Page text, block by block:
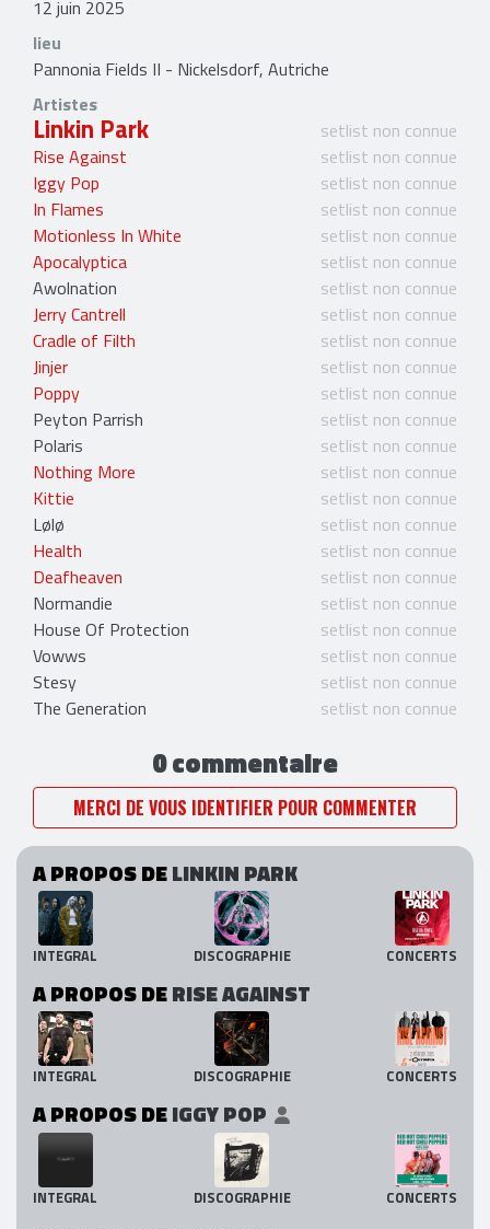
12 juin 2025
lieu
Pannonia Fields II - Nickelsdorf, Autriche
Artistes
Linkin Park
setlist non connue
Rise Against
setlist non connue
Iggy Pop
setlist non connue
In Flames
setlist non connue
Motionless In White
setlist non connue
Apocalyptica
setlist non connue
Awolnation
setlist non connue
Jerry Cantrell
setlist non connue
Cradle of Filth
setlist non connue
Jinjer
setlist non connue
Poppy
setlist non connue
Peyton Parrish
setlist non connue
Polaris
setlist non connue
Nothing More
setlist non connue
Kittie
setlist non connue
Lølø
setlist non connue
Health
setlist non connue
Deafheaven
setlist non connue
Normandie
setlist non connue
House Of Protection
setlist non connue
Vowws
setlist non connue
Stesy
setlist non connue
The Generation
setlist non connue
0 commentaire
MERCI DE VOUS IDENTIFIER POUR COMMENTER
A PROPOS DELINKIN PARK
INTEGRAL DISCOGRAPHIE CONCERTS
A PROPOS DERISE AGAINST
INTEGRAL DISCOGRAPHIE CONCERTS
A PROPOS DEIGGY POP
INTEGRAL DISCOGRAPHIE CONCERTS